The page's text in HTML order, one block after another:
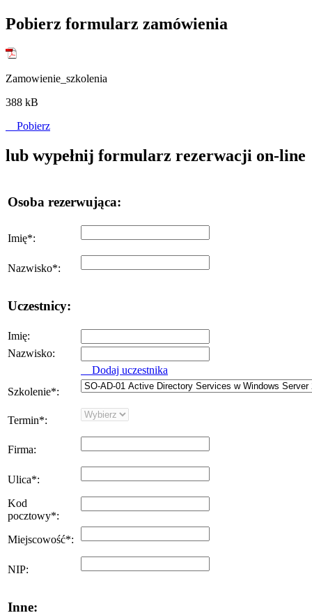
Pobierz formularz zamówienia
Zamowienie_szkolenia
388 kB
Pobierz
lub wypełnij formularz rezerwacji on-line
Osoba rezerwująca:
Imię*:
Nazwisko*:
Uczestnicy:
Imię:
Nazwisko:
Dodaj uczestnika
Szkolenie*:
Termin*:
Firma:
Ulica*:
Kod
pocztowy*:
Miejscowość*:
NIP:
Inne: